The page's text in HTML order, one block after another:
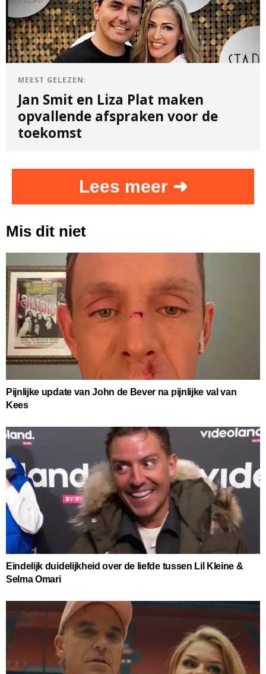
MEEST GELEZEN:
Jan Smit en Liza Plat maken
opvallende afspraken voor de
toekomst
Lees meer ➜
Mis dit niet
Pijnlijke update van John de Bever na pijnlijke val van
Kees
Eindelijk duidelijkheid over de liefde tussen Lil Kleine &
Selma Omari